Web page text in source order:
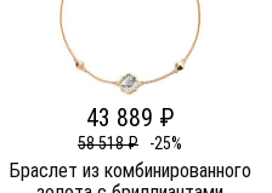
43 889 ₽
58 518 ₽ -25%
Браслет из комбинированного